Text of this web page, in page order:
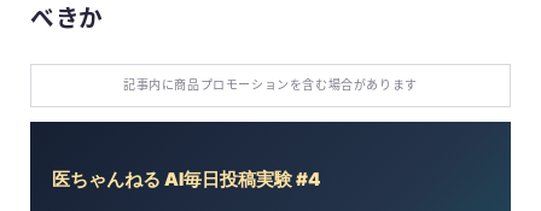
べきか
記事内に商品プロモーションを含む場合があります
医ちゃんねる AI毎日投稿実験 #4